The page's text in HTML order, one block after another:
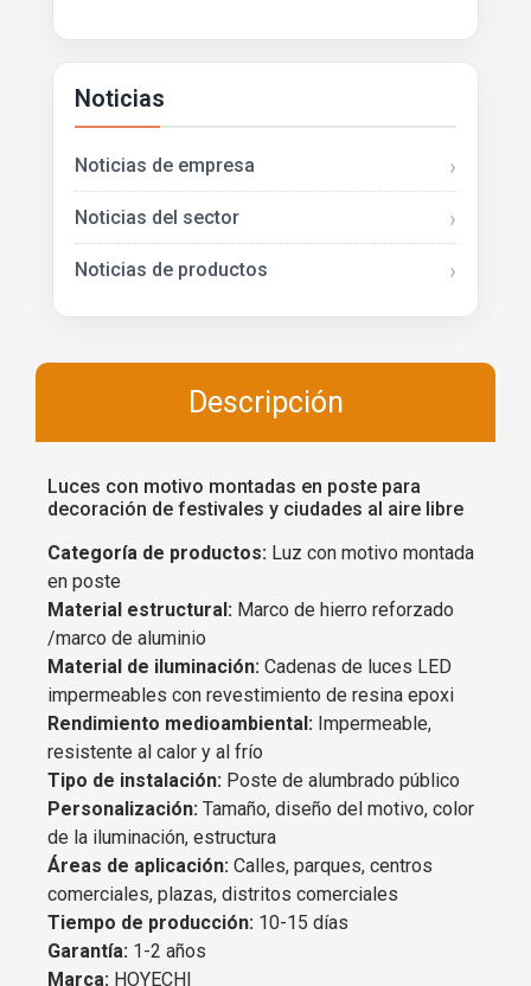
Noticias
Noticias de empresa
Noticias del sector
Noticias de productos
Descripción
Luces con motivo montadas en poste para
decoración de festivales y ciudades al aire libre
Categoría de productos: Luz con motivo montada
en poste
Material estructural: Marco de hierro reforzado
/marco de aluminio
Material de iluminación: Cadenas de luces LED
impermeables con revestimiento de resina epoxi
Rendimiento medioambiental: Impermeable,
resistente al calor y al frío
Tipo de instalación: Poste de alumbrado público
Personalización: Tamaño, diseño del motivo, color
de la iluminación, estructura
Áreas de aplicación: Calles, parques, centros
comerciales, plazas, distritos comerciales
Tiempo de producción: 10-15 días
Garantía: 1-2 años
Marca: HOYECHI